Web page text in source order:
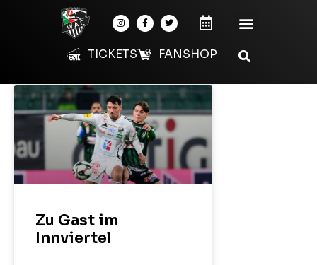
TICKETS FANSHOP
Zu Gast im
Innviertel